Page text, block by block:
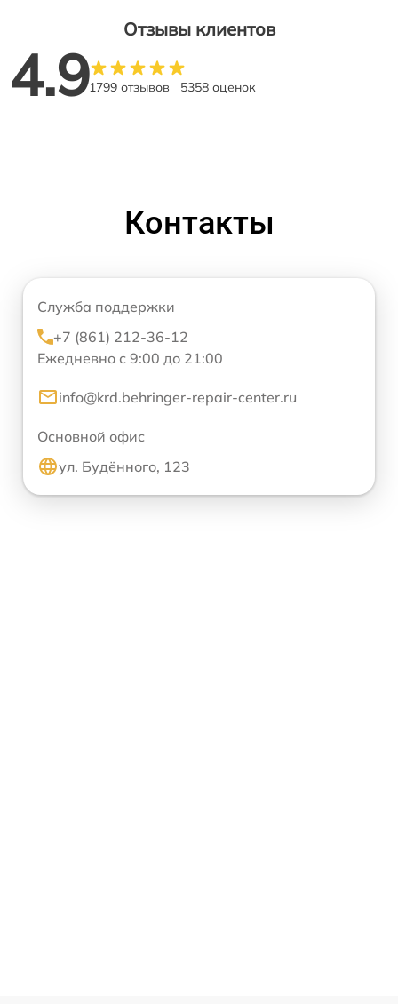
Отзывы клиентов
4.91799 отзывов 5358 оценок
Контакты
Служба поддержки
+7 (861) 212-36-12
Ежедневно с 9:00 до 21:00
info@krd.behringer-repair-center.ru
Основной офис
ул. Будённого, 123